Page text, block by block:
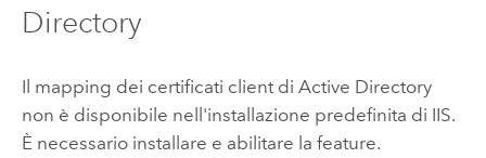
Directory
Il mapping dei certificati client di Active Directory
non è disponibile nell'installazione predefinita di IIS.
È necessario installare e abilitare la feature.